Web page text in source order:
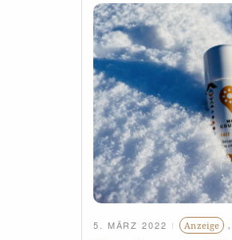
5. MÄRZ 2022 Anzeige